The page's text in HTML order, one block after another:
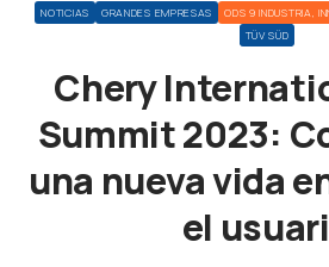
NOTICIAS GRANDES EMPRESAS
ODS 9 INDUSTRIA,
TÜV SÜD
Chery
Summit 2023:
una nueva vida
el